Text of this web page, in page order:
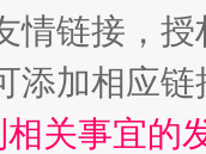
情链接，
添加相应链
相关事宜的